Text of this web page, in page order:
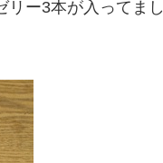
リー3本が入ってまし